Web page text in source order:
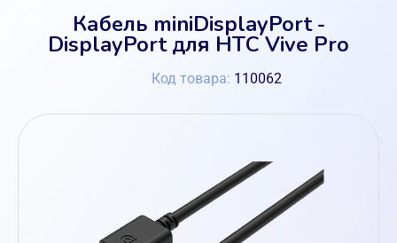
Кабель miniDisplayPort -
DisplayPort для HTC Vive Pro
Код товара: 110062